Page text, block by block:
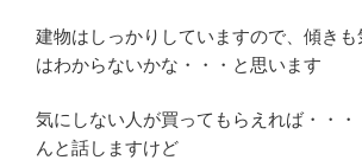
建物はしっかりしていますので、傾きも
はわからないかな・・・と思います
気にしない人が買ってもらえれば・・・
んと話しますけど